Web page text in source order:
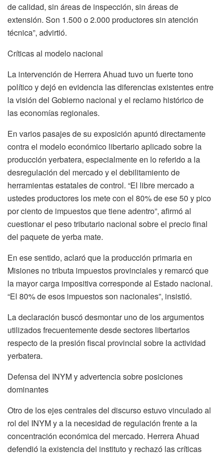
de calidad, sin áreas de inspección, sin áreas de
extensión. Son 1.500 o 2.000 productores sin atención
técnica”, advirtió.
Críticas al modelo nacional
La intervención de Herrera Ahuad tuvo un fuerte tono
político y dejó en evidencia las diferencias existentes entre
la visión del Gobierno nacional y el reclamo histórico de
las economías regionales.
En varios pasajes de su exposición apuntó directamente
contra el modelo económico libertario aplicado sobre la
producción yerbatera, especialmente en lo referido a la
desregulación del mercado y el debilitamiento de
herramientas estatales de control. “El libre mercado a
ustedes productores los mete con el 80% de ese 50 y pico
por ciento de impuestos que tiene adentro”, afirmó al
cuestionar el peso tributario nacional sobre el precio final
del paquete de yerba mate.
En ese sentido, aclaró que la producción primaria en
Misiones no tributa impuestos provinciales y remarcó que
la mayor carga impositiva corresponde al Estado nacional.
“El 80% de esos impuestos son nacionales”, insistió.
La declaración buscó desmontar uno de los argumentos
utilizados frecuentemente desde sectores libertarios
respecto de la presión fiscal provincial sobre la actividad
yerbatera.
Defensa del INYM y advertencia sobre posiciones
dominantes
Otro de los ejes centrales del discurso estuvo vinculado al
rol del INYM y a la necesidad de regulación frente a la
concentración económica del mercado. Herrera Ahuad
defendió la existencia del instituto y rechazó las críticas